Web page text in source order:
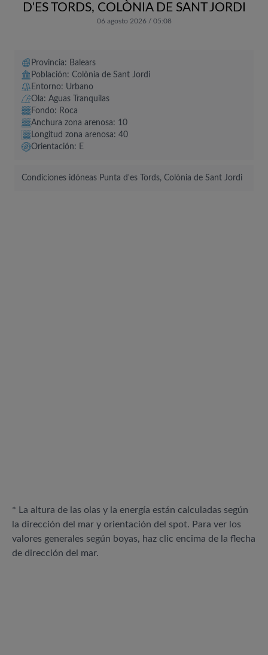
D'ES TORDS, COLÒNIA DE SANT JORDI
06 agosto 2026 / 05:08
Provincia: Balears
Población: Colònia de Sant Jordi
Entorno: Urbano
Ola: Aguas Tranquilas
Fondo: Roca
Anchura zona arenosa: 10
Longitud zona arenosa: 40
Orientación: E
Condiciones idóneas Punta d'es Tords, Colònia de Sant Jordi
* La altura de las olas y la energía están calculadas según
la dirección del mar y orientación del spot. Para ver los
valores generales según boyas, haz clic encima de la flecha
de dirección del mar.